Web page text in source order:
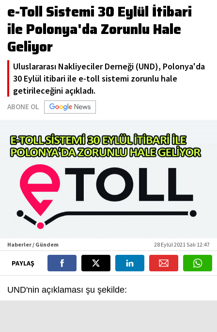
e-Toll Sistemi 30 Eylül İtibari
ile Polonya'da Zorunlu Hale
Geliyor
Uluslararası Nakliyeciler Derneği (UND), Polonya'da
30 Eylül itibari ile e-toll sistemi zorunlu hale
getirileceğini açıkladı.
ABONE OL
Haberler / Gündem 28 Eylül 2021 Salı 12:47
PAYLAŞ
UND'nin açıklaması şu şekilde: